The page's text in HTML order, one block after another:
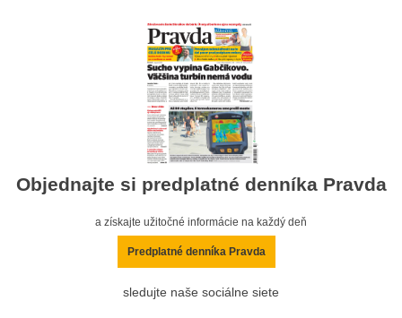
Objednajte si predplatné denníka Pravda
a získajte užitočné informácie na každý deň
Predplatné denníka Pravda
sledujte naše sociálne siete